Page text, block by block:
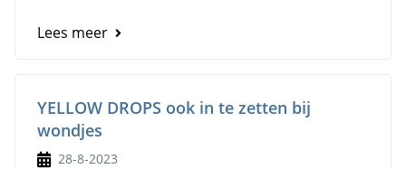
Lees meer
YELLOW DROPS ook in te zetten bij
wondjes
28-8-2023